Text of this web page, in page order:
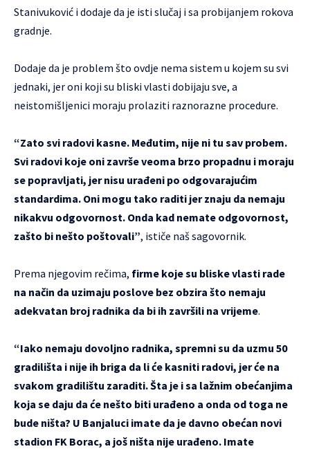
Stanivuković i dodaje da je isti slučaj i sa probijanjem rokova
gradnje.
Dodaje da je problem što ovdje nema sistem u kojem su svi
jednaki, jer oni koji su bliski vlasti dobijaju sve, a
neistomišljenici moraju prolaziti raznorazne procedure.
“Zato svi radovi kasne. Međutim, nije ni tu sav probem.
Svi radovi koje oni završe veoma brzo propadnu i moraju
se popravljati, jer nisu urađeni po odgovarajućim
standardima. Oni mogu tako raditi jer znaju da nemaju
nikakvu odgovornost. Onda kad nemate odgovornost,
zašto bi nešto poštovali”, ističe naš sagovornik.
Prema njegovim rečima, firme koje su bliske vlasti rade
na način da uzimaju poslove bez obzira što nemaju
adekvatan broj radnika da bi ih završili na vrijeme.
“Iako nemaju dovoljno radnika, spremni su da uzmu 50
gradilišta i nije ih briga da li će kasniti radovi, jer će na
svakom gradilištu zaraditi. Šta je i sa lažnim obećanjima
koja se daju da će nešto biti urađeno a onda od toga ne
bude ništa? U Banjaluci imate da je davno obećan novi
stadion FK Borac, a još ništa nije urađeno. Imate